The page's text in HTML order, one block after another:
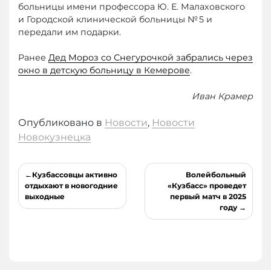
больницы имени профессора Ю. Е. Малаховского
и Городской клинической больницы № 5 и
передали им подарки.
Ранее Дед Мороз со Снегурочкой забрались через
окно в детскую больницу в Кемерове.
Иван Крамер
Опубликовано в Новости, Новости
Новокузнецка
Навигация
по
записям
Кузбассовцы активно
отдыхают в новогодние
выходные
Волейбольный
«Кузбасс» проведет
первый матч в 2025
году